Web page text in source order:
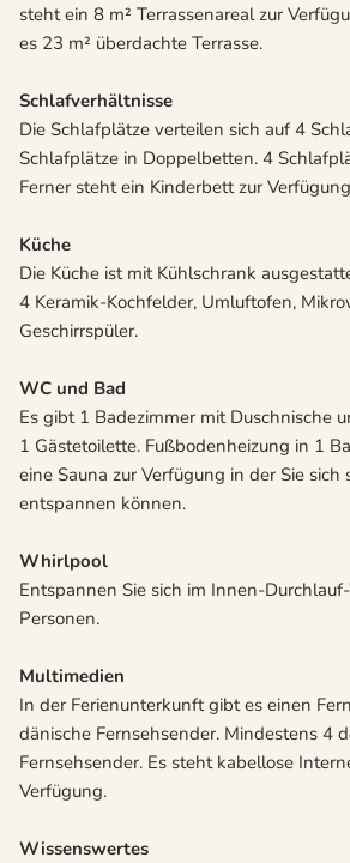
steht ein 8 m² Terrassenareal zur
es 23 m² überdachte Terrasse.
Schlafverhältnisse
Die Schlafplätze verteilen sich auf 4
Schlafplätze in Doppelbetten. 4
Ferner steht ein Kinderbett zur
Küche
Die Küche ist mit Kühlschrank
4 Keramik-Kochfelder, Umluftofen,
Geschirrspüler.
WC und Bad
Es gibt 1 Badezimmer mit Duschnische
1 Gästetoilette. Fußbodenheizung in 1
eine Sauna zur Verfügung in der Sie sich
entspannen können.
Whirlpool
Entspannen Sie sich im Innen-
Personen.
Multimedien
In der Ferienunterkunft gibt es einen
dänische Fernsehsender. Mindestens 4
Fernsehsender. Es steht kabellose
Verfügung.
Wissenswertes